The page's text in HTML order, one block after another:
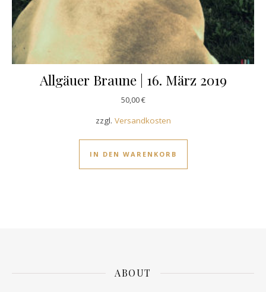
Allgäuer Braune | 16. März 2019
50,00€
zzgl. Versandkosten
IN DEN WARENKORB
ABOUT